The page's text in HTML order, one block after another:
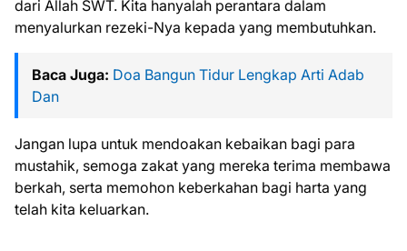
dari Allah SWT. Kita hanyalah perantara dalam
menyalurkan rezeki-Nya kepada yang membutuhkan.
Baca Juga: Doa Bangun Tidur Lengkap Arti Adab
Dan
Jangan lupa untuk mendoakan kebaikan bagi para
mustahik, semoga zakat yang mereka terima membawa
berkah, serta memohon keberkahan bagi harta yang
telah kita keluarkan.